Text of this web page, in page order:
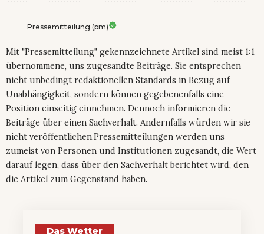
Pressemitteilung (pm)
Mit "Pressemitteilung" gekennzeichnete Artikel sind meist 1:1
übernommene, uns zugesandte Beiträge. Sie entsprechen
nicht unbedingt redaktionellen Standards in Bezug auf
Unabhängigkeit, sondern können gegebenenfalls eine
Position einseitig einnehmen. Dennoch informieren die
Beiträge über einen Sachverhalt. Andernfalls würden wir sie
nicht veröffentlichen.Pressemitteilungen werden uns
zumeist von Personen und Institutionen zugesandt, die Wert
darauf legen, dass über den Sachverhalt berichtet wird, den
die Artikel zum Gegenstand haben.
Das Wetter